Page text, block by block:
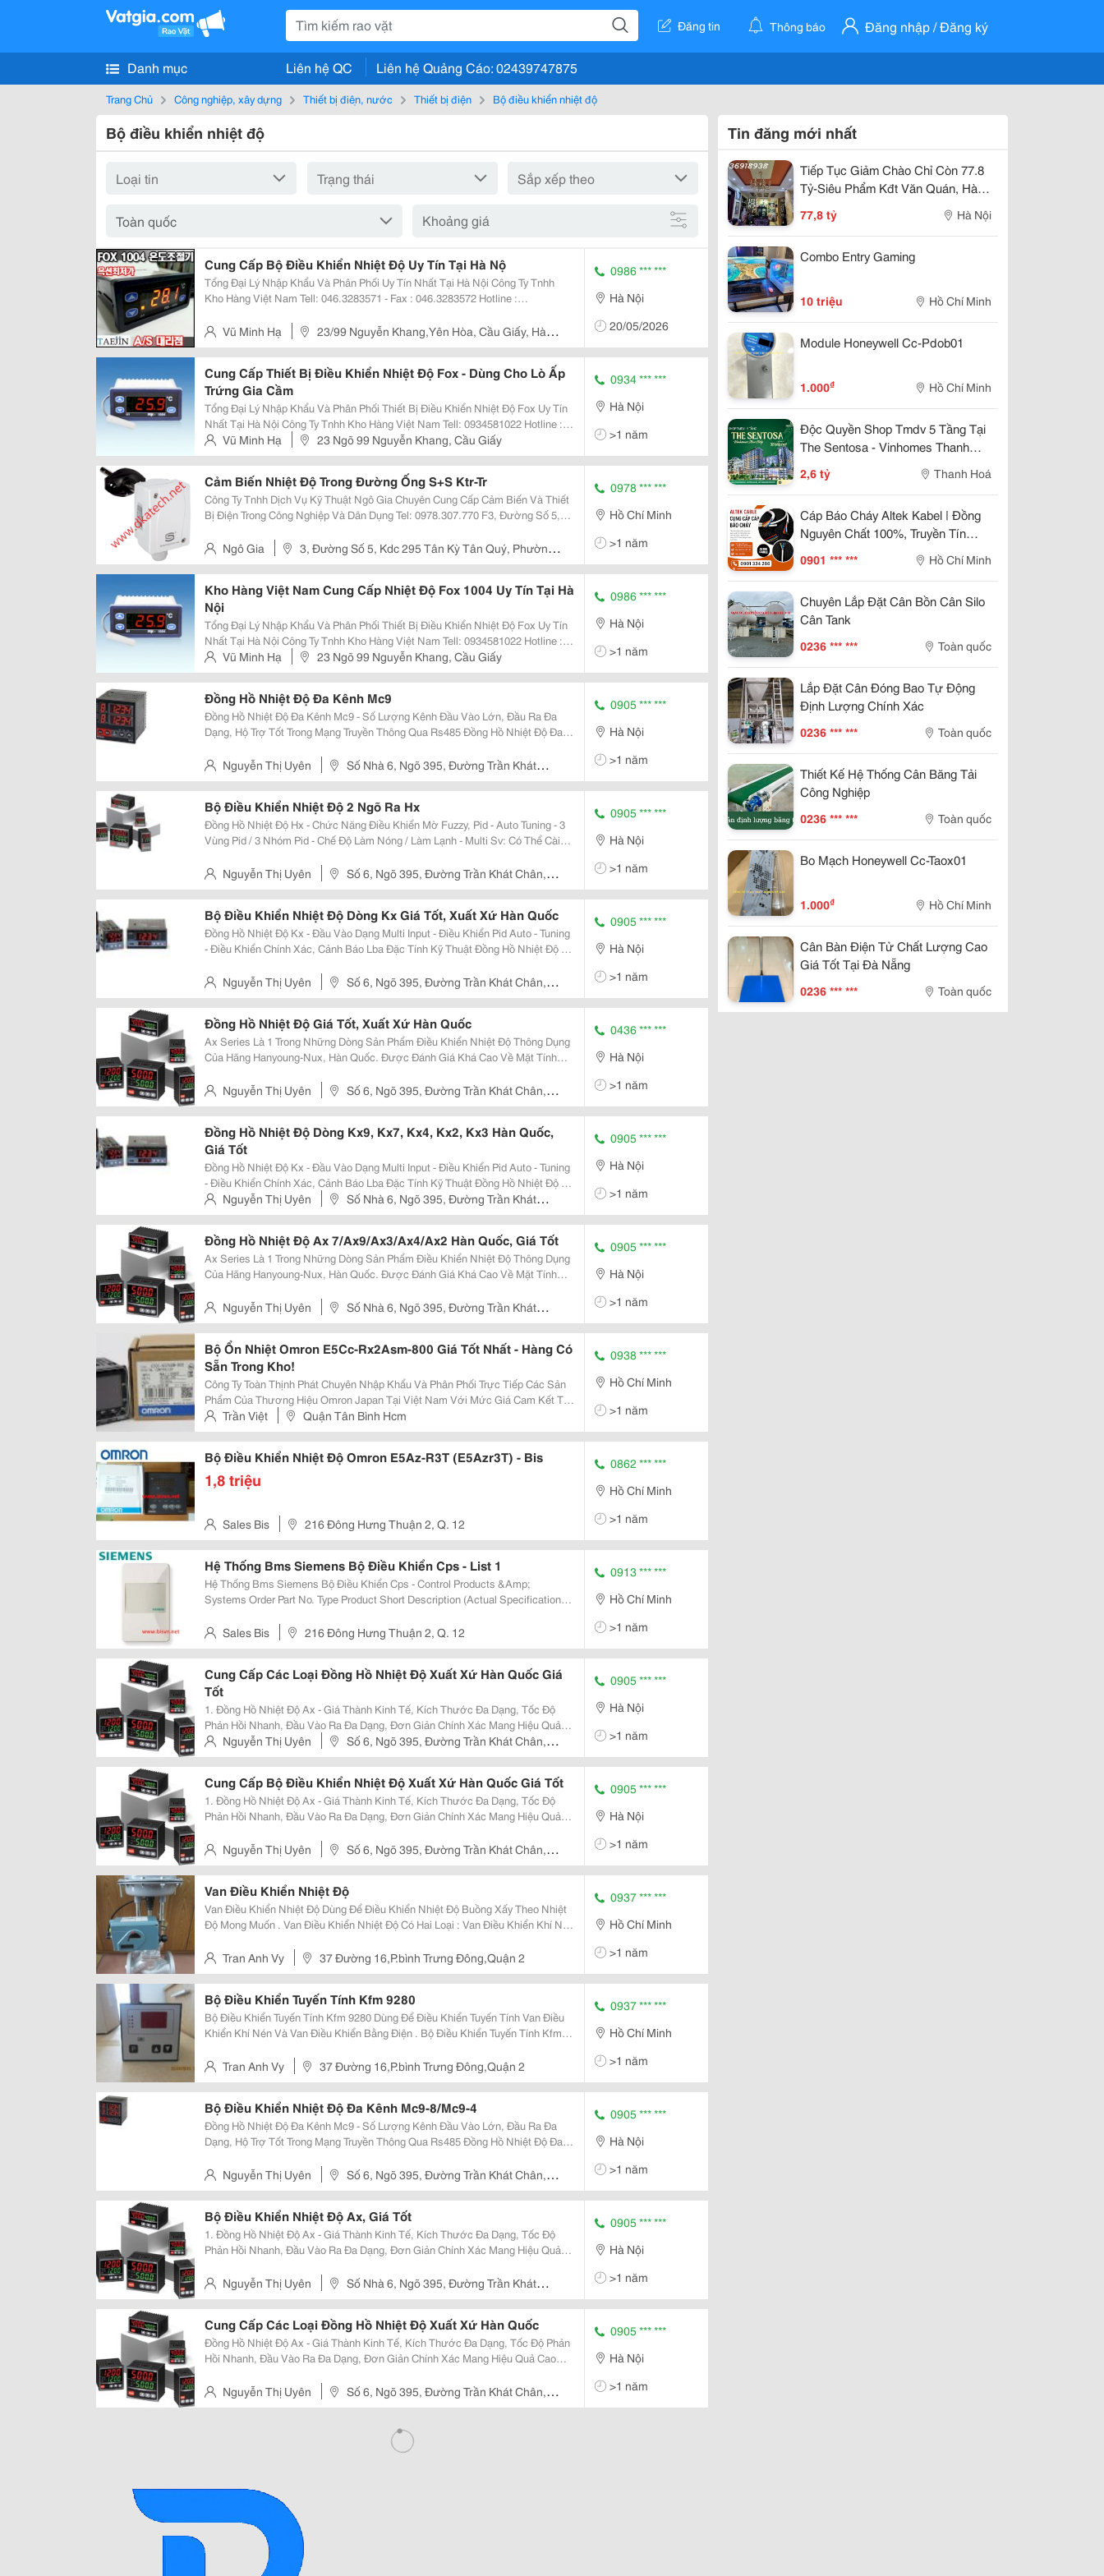
Đăng tin Thông báo Đăng nhập / Đăng ký
Danh mục Liên hệ QC Liên hệ Quảng Cáo: 02439747875
Trang Chủ Công nghiệp, xây dựng Thiết bị điện, nước Thiết bị điện Bộ điều khiển nhiệt độ
Bộ điều khiển nhiệt độ
Khoảng giá
Cung Cấp Bộ Điều Khiển Nhiệt Độ Uy Tín Tại Hà Nộ
Tổng Đại Lý Nhập Khẩu Và Phân Phối Uy Tín Nhất Tại Hà Nội Công Ty Tnhh
Kho Hàng Việt Nam Tell: 046.3283571 - Fax : 046.3283572 Hotline :
Cg, Hn Vuha1983@Gmail.
Vũ Minh Hạ
23/99 Nguyễn Khang,Yên Hòa, Cầu Giấy, Hà
Nội
0986 *** ***
Hà Nội
20/05/2026
Cung Cấp Thiết Bị Điều Khiển Nhiệt Độ Fox - Dùng Cho Lò Ấp
Trứng Gia Cầm
Tổng Đại Lý Nhập Khẩu Và Phân Phối Thiết Bị Điều Khiển Nhiệt Độ Fox Uy Tín
Nhất Tại Hà Nội Công Ty Tnhh Kho Hàng Việt Nam Tell: 0934581022 Hotline :
0986.411.579 Cskh 24/24 : 0986.411.579 Đ/C: Số 23 Ngõ 99, Nguyễn Khang,
Cầu Giấy, Hà N
Vũ Minh Hạ 23 Ngõ 99 Nguyễn Khang, Cầu Giấy
0934 *** ***
Hà Nội
>1 năm
Cảm Biến Nhiệt Độ Trong Đường Ống S+S Ktr-Tr
Công Ty Tnhh Dịch Vụ Kỹ Thuật Ngô Gia Chuyên Cung Cấp Cảm Biến Và Thiết
Bị Điện Trong Công Nghiệp Và Dân Dụng Tel: 0978.307.770 F3, Đường Số 5,
Website: Https://Vatgia.com/Ctyngo...
Ngô Gia
3, Đường Số 5, Kdc 295 Tân Kỳ Tân Quý, Phường
Tân Sơn Nhì, Quận Tân Phú, Tphcm
0978 *** ***
Hồ Chí Minh
>1 năm
Kho Hàng Việt Nam Cung Cấp Nhiệt Độ Fox 1004 Uy Tín Tại Hà
Nội
Tổng Đại Lý Nhập Khẩu Và Phân Phối Thiết Bị Điều Khiển Nhiệt Độ Fox Uy Tín
Nhất Tại Hà Nội Công Ty Tnhh Kho Hàng Việt Nam Tell: 0934581022 Hotline :
0986.411.579 Cskh 24/24 : 0986.411.579 Đ/C: Số 23 Ngõ 99, Nguyễn Khang,
Cầu Giấy, Hà N
Vũ Minh Hạ 23 Ngõ 99 Nguyễn Khang, Cầu Giấy
0986 *** ***
Hà Nội
>1 năm
Đồng Hồ Nhiệt Độ Đa Kênh Mc9
Đồng Hồ Nhiệt Độ Đa Kênh Mc9 - Số Lượng Kênh Đầu Vào Lớn, Đầu Ra Đa
Dạng, Hộ Trợ Tốt Trong Mạng Truyền Thông Qua Rs485 Đồng Hồ Nhiệt Độ Đa
J , R , SNguyễn Thị Uyên
Số Nhà 6, Ngõ 395, Đường Trần Khát
Chân - Hai Bà Trưng - Hà Nội
0905 *** ***
Hà Nội
>1 năm
Bộ Điều Khiển Nhiệt Độ 2 Ngõ Ra Hx
Đồng Hồ Nhiệt Độ Hx - Chức Năng Điều Khiển Mờ Fuzzy, Pid - Auto Tuning - 3
Vùng Pid / 3 Nhóm Pid - Chế Độ Làm Nóng / Làm Lạnh - Multi Sv: Có Thể Cài
Nguyễn Thị Uyên
Số 6, Ngõ 395, Đường Trần Khát Chân,
Hai Bà Trưng, Hà Nội
0905 *** ***
Hà Nội
>1 năm
Bộ Điều Khiển Nhiệt Độ Dòng Kx Giá Tốt, Xuất Xứ Hàn Quốc
Đồng Hồ Nhiệt Độ Kx - Đầu Vào Dạng Multi Input - Điều Khiển Pid Auto - Tuning
- Điều Khiển Chính Xác, Cảnh Báo Lba Đặc Tính Kỹ Thuật Đồng Hồ Nhiệt Độ Kx
72X7Nguyễn Thị Uyên
Số 6, Ngõ 395, Đường Trần Khát Chân,
Hai Bà Trưng, Hà Nội
0905 *** ***
Hà Nội
>1 năm
Đồng Hồ Nhiệt Độ Giá Tốt, Xuất Xứ Hàn Quốc
Ax Series Là 1 Trong Những Dòng Sản Phẩm Điều Khiển Nhiệt Độ Thông Dụng
Của Hãng Hanyoung-Nux, Hàn Quốc. Được Đánh Giá Khá Cao Về Mặt Tính
Phẩm Được Khách Hàng Sử Dụng Nhiều Nh
Nguyễn Thị Uyên
Số 6, Ngõ 395, Đường Trần Khát Chân,
Hai Bà Trưng, Hà Nội
0436 *** ***
Hà Nội
>1 năm
Đồng Hồ Nhiệt Độ Dòng Kx9, Kx7, Kx4, Kx2, Kx3 Hàn Quốc,
Giá Tốt
Đồng Hồ Nhiệt Độ Kx - Đầu Vào Dạng Multi Input - Điều Khiển Pid Auto - Tuning
- Điều Khiển Chính Xác, Cảnh Báo Lba Đặc Tính Kỹ Thuật Đồng Hồ Nhiệt Độ Kx
- Kích Thước: Đồng Hồ Nhiệt Độ Kx 9N - 96X96Mm, Đồng Hồ Nhiệt Độ Kx7N -
72X7
Nguyễn Thị Uyên
Số Nhà 6, Ngõ 395, Đường Trần Khát
Chân - Hai Bà Trưng - Hà Nội
0905 *** ***
Hà Nội
>1 năm
Đồng Hồ Nhiệt Độ Ax 7/Ax9/Ax3/Ax4/Ax2 Hàn Quốc, Giá Tốt
Ax Series Là 1 Trong Những Dòng Sản Phẩm Điều Khiển Nhiệt Độ Thông Dụng
Của Hãng Hanyoung-Nux, Hàn Quốc. Được Đánh Giá Khá Cao Về Mặt Tính
Phẩm Được Khách Hàng Sử Dụng Nhiều Nh
Nguyễn Thị Uyên
Số Nhà 6, Ngõ 395, Đường Trần Khát
Chân - Hai Bà Trưng - Hà Nội
0905 *** ***
Hà Nội
>1 năm
Bộ Ổn Nhiệt Omron E5Cc-Rx2Asm-800 Giá Tốt Nhất - Hàng Có
Sẵn Trong Kho!
Công Ty Toàn Thịnh Phát Chuyên Nhập Khẩu Và Phân Phối Trực Tiếp Các Sản
Phẩm Của Thương Hiệu Omron Japan Tại Việt Nam Với Mức Giá Cam Kết Tốt
Nhất Trên Thị Trường Hiện Nay. Thông Tin Về Sản Phẩm Bộ Ổn Nhiệt Omron
E5Cc-Rx2Asm-800 Bộ Ổn Nhiệt L
Trần Việt Quận Tân Bình Hcm
0938 *** ***
Hồ Chí Minh
>1 năm
Bộ Điều Khiển Nhiệt Độ Omron E5Az-R3T (E5Azr3T) - Bis
1,8 triệu
Sales Bis 216 Đông Hưng Thuận 2, Q. 12
0862 *** ***
Hồ Chí Minh
>1 năm
Hệ Thống Bms Siemens Bộ Điều Khiển Cps - List 1
Hệ Thống Bms Siemens Bộ Điều Khiển Cps - Control Products &Amp;
Systems Order Part No. Type Product Short Description (Actual Specification
Sales Bis 216 Đông Hưng Thuận 2, Q. 12
0913 *** ***
Hồ Chí Minh
>1 năm
Cung Cấp Các Loại Đồng Hồ Nhiệt Độ Xuất Xứ Hàn Quốc Giá
Tốt
1. Đồng Hồ Nhiệt Độ Ax - Giá Thành Kinh Tế, Kích Thước Đa Dạng, Tốc Độ
Phản Hồi Nhanh, Đầu Vào Ra Đa Dạng, Đơn Giản Chính Xác Mang Hiệu Quả
Cao Đồng Hồ Nhiệt Độ Ax - Giá Thành Kinh Tế, Độ Chính Xác Cao, Tốc Độ
Phản Hồi Nhanh -
Nguyễn Thị Uyên
Số 6, Ngõ 395, Đường Trần Khát Chân,
Hai Bà Trưng, Hà Nội
0905 *** ***
Hà Nội
>1 năm
Cung Cấp Bộ Điều Khiển Nhiệt Độ Xuất Xứ Hàn Quốc Giá Tốt
1. Đồng Hồ Nhiệt Độ Ax - Giá Thành Kinh Tế, Kích Thước Đa Dạng, Tốc Độ
Phản Hồi Nhanh, Đầu Vào Ra Đa Dạng, Đơn Giản Chính Xác Mang Hiệu Quả
Phản Hồi Nhanh -
Nguyễn Thị Uyên
Số 6, Ngõ 395, Đường Trần Khát Chân,
Hai Bà Trưng, Hà Nội
0905 *** ***
Hà Nội
>1 năm
Van Điều Khiển Nhiệt Độ
Van Điều Khiển Nhiệt Độ Dùng Để Điều Khiển Nhiệt Độ Buồng Xấy Theo Nhiệt
Độ Mong Muốn . Van Điều Khiển Nhiệt Độ Có Hai Loại : Van Điều Khiển Khí Nén
Dùng Van Điều Khiển Tuyến Tính
Tran Anh Vy 37 Đường 16,P.bình Trưng Đông,Quận 2
0937 *** ***
Hồ Chí Minh
>1 năm
Bộ Điều Khiển Tuyến Tính Kfm 9280
Bộ Điều Khiển Tuyến Tính Kfm 9280 Dùng Để Điều Khiển Tuyến Tính Van Điều
Khiển Khí Nén Và Van Điều Khiển Bằng Điện . Bộ Điều Khiển Tuyến Tính Kfm
&Amp; Đưa Tín Hiệu 4-20Ma Điều Khi
Tran Anh Vy 37 Đường 16,P.bình Trưng Đông,Quận 2
0937 *** ***
Hồ Chí Minh
>1 năm
Bộ Điều Khiển Nhiệt Độ Đa Kênh Mc9-8/Mc9-4
Đồng Hồ Nhiệt Độ Đa Kênh Mc9 - Số Lượng Kênh Đầu Vào Lớn, Đầu Ra Đa
Dạng, Hộ Trợ Tốt Trong Mạng Truyền Thông Qua Rs485 Đồng Hồ Nhiệt Độ Đa
J , R , SNguyễn Thị Uyên
Số 6, Ngõ 395, Đường Trần Khát Chân,
Hai Bà Trưng, Hà Nội
0905 *** ***
Hà Nội
>1 năm
Bộ Điều Khiển Nhiệt Độ Ax, Giá Tốt
1. Đồng Hồ Nhiệt Độ Ax - Giá Thành Kinh Tế, Kích Thước Đa Dạng, Tốc Độ
Phản Hồi Nhanh, Đầu Vào Ra Đa Dạng, Đơn Giản Chính Xác Mang Hiệu Quả
Phản Hồi Nhanh -
Nguyễn Thị Uyên
Số Nhà 6, Ngõ 395, Đường Trần Khát
Chân - Hai Bà Trưng - Hà Nội
0905 *** ***
Hà Nội
>1 năm
Cung Cấp Các Loại Đồng Hồ Nhiệt Độ Xuất Xứ Hàn Quốc
Đồng Hồ Nhiệt Độ Ax - Giá Thành Kinh Tế, Kích Thước Đa Dạng, Tốc Độ Phản
Hồi Nhanh, Đầu Vào Ra Đa Dạng, Đơn Giản Chính Xác Mang Hiệu Quả Cao
Nhanh - Kí
Nguyễn Thị Uyên
Số 6, Ngõ 395, Đường Trần Khát Chân,
Hai Bà Trưng, Hà Nội
0905 *** ***
Hà Nội
>1 năm
Tin đăng mới nhất
Tiếp Tục Giảm Chào Chỉ Còn 77.8
Tỷ-Siêu Phẩm Kđt Văn Quán, Hà
Đông-210M X 4T, Mặt Tiền 10M
77,8 tỷ Hà Nội
Combo Entry Gaming
10 triệu Hồ Chí Minh
Module Honeywell Cc-Pdob01
1.000₫ Hồ Chí Minh
Độc Quyền Shop Tmdv 5 Tầng Tại
The Sentosa - Vinhomes Thanh
Hóa Kinh Doanh Không Giới Hạn
2,6 tỷ Thanh Hoá
Cáp Báo Cháy Altek Kabel | Đồng
Nguyên Chất 100%, Truyền Tín
0901 *** *** Hồ Chí Minh
Chuyên Lắp Đặt Cân Bồn Cân Silo
Cân Tank
0236 *** *** Toàn quốc
Lắp Đặt Cân Đóng Bao Tự Động
Định Lượng Chính Xác
0236 *** *** Toàn quốc
Thiết Kế Hệ Thống Cân Băng Tải
Công Nghiệp
0236 *** *** Toàn quốc
Bo Mạch Honeywell Cc-Taox01
1.000₫ Hồ Chí Minh
Cân Bàn Điện Tử Chất Lượng Cao
Giá Tốt Tại Đà Nẵng
0236 *** *** Toàn quốc